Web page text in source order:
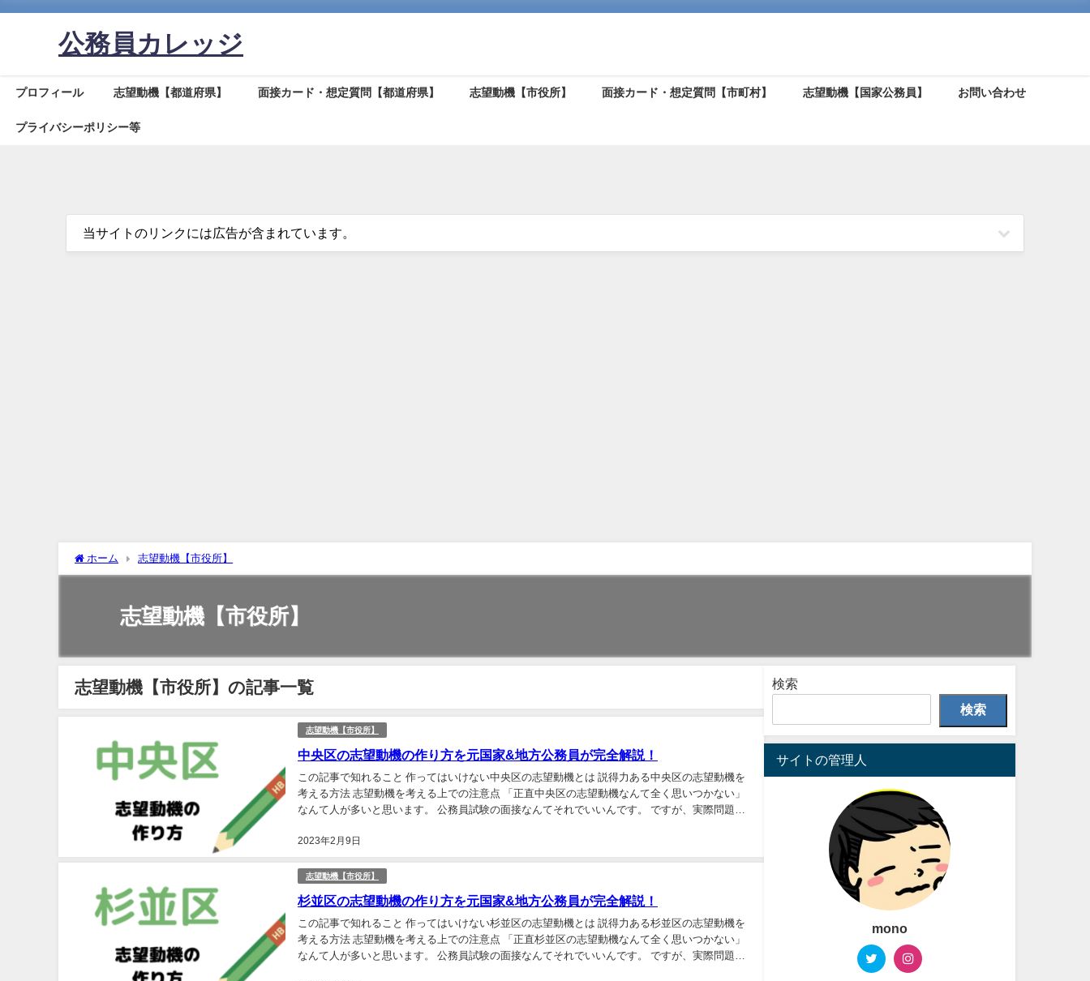
公務員カレッジ
プロフィール 志望動機【都道府県】 面接カード・想定質問【都道府県】 志望動機【市役所】 面接カード・想定質問【市町村】 志望動機【国家公務員】 お問い合わせ
プライバシーポリシー等
当サイトのリンクには広告が含まれています。
ホーム 志望動機【市役所】
志望動機【市役所】
志望動機【市役所】の記事一覧
志望動機【市役所】
中央区の志望動機の作り方を元国家&地方公務員が完全解説！
2023年2月9日
この記事で知れること 作ってはいけない中央区の志望動機とは 説得力ある中央区の志望動機を
考える方法 志望動機を考える上での注意点 「正直中央区の志望動機なんて全く思いつかない」
なんて人が多いと思います。 公務員試験の面接なんてそれでいいんです。 ですが、実際問題と
志望動機【市役所】
杉並区の志望動機の作り方を元国家&地方公務員が完全解説！
この記事で知れること 作ってはいけない杉並区の志望動機とは 説得力ある杉並区の志望動機を
考える方法 志望動機を考える上での注意点 「正直杉並区の志望動機なんて全く思いつかない」
なんて人が多いと思います。 公務員試験の面接なんてそれでいいんです。 ですが、実際問題と
検索
検索
サイトの管理人
mono